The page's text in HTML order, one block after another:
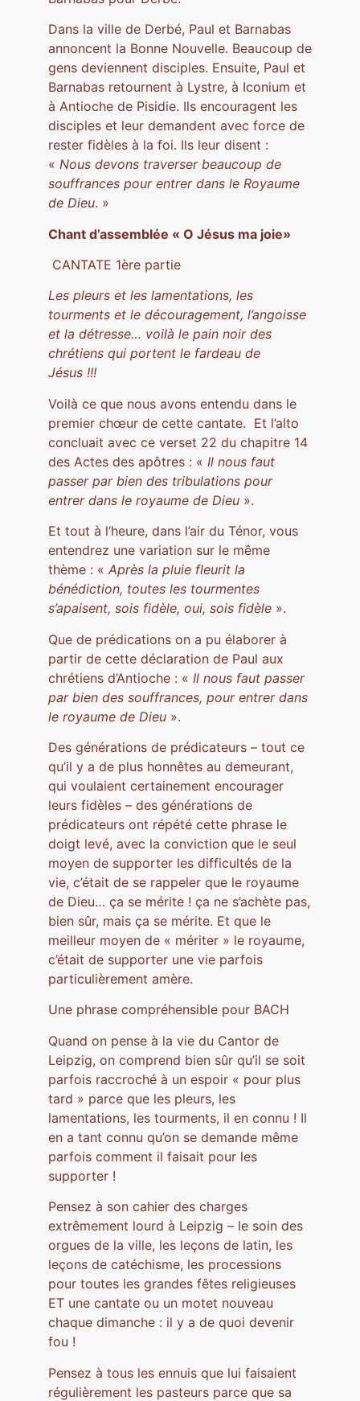
Dans la ville de Derbé, Paul et Barnabas
annoncent la Bonne Nouvelle. Beaucoup de
gens deviennent disciples. Ensuite, Paul et
Barnabas retournent à Lystre, à Iconium et
à Antioche de Pisidie. Ils encouragent les
disciples et leur demandent avec force de
rester fidèles à la foi. Ils leur disent :
« Nous devons traverser beaucoup de
souffrances pour entrer dans le Royaume
de Dieu. »
Chant d’assemblée « O Jésus ma joie»
CANTATE 1ère partie
Les pleurs et les lamentations, les
tourments et le découragement, l’angoisse
et la détresse… voilà le pain noir des
chrétiens qui portent le fardeau de
Jésus !!!
Voilà ce que nous avons entendu dans le
premier chœur de cette cantate. Et l’alto
concluait avec ce verset 22 du chapitre 14
des Actes des apôtres : « Il nous faut
passer par bien des tribulations pour
entrer dans le royaume de Dieu ».
Et tout à l’heure, dans l’air du Ténor, vous
entendrez une variation sur le même
thème : « Après la pluie fleurit la
bénédiction, toutes les tourmentes
s’apaisent, sois fidèle, oui, sois fidèle ».
Que de prédications on a pu élaborer à
partir de cette déclaration de Paul aux
chrétiens d’Antioche : « Il nous faut passer
par bien des souffrances, pour entrer dans
le royaume de Dieu ».
Des générations de prédicateurs – tout ce
qu’il y a de plus honnêtes au demeurant,
qui voulaient certainement encourager
leurs fidèles – des générations de
prédicateurs ont répété cette phrase le
doigt levé, avec la conviction que le seul
moyen de supporter les difficultés de la
vie, c’était de se rappeler que le royaume
de Dieu… ça se mérite ! ça ne s’achète pas,
bien sûr, mais ça se mérite. Et que le
meilleur moyen de « mériter » le royaume,
c’était de supporter une vie parfois
particulièrement amère.
Une phrase compréhensible pour BACH
Quand on pense à la vie du Cantor de
Leipzig, on comprend bien sûr qu’il se soit
parfois raccroché à un espoir « pour plus
tard » parce que les pleurs, les
lamentations, les tourments, il en connu ! Il
en a tant connu qu’on se demande même
parfois comment il faisait pour les
supporter !
Pensez à son cahier des charges
extrêmement lourd à Leipzig – le soin des
orgues de la ville, les leçons de latin, les
leçons de catéchisme, les processions
pour toutes les grandes fêtes religieuses
ET une cantate ou un motet nouveau
chaque dimanche : il y a de quoi devenir
fou !
Pensez à tous les ennuis que lui faisaient
régulièrement les pasteurs parce que sa